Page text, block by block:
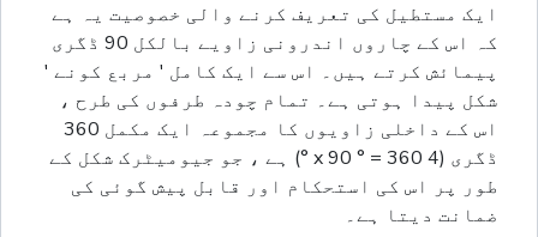
ایک مستطیل کی تعریف کرنے والی خصوصیت یہ ہے
کہ اس کے چاروں اندرونی زاویے بالکل 90 ڈگری
پیمائش کرتے ہیں۔ اس سے ایک کامل ' مربع کونے '
شکل پیدا ہوتی ہے۔ تمام چودہ طرفوں کی طرح ،
اس کے داخلی زاویوں کا مجموعہ ایک مکمل 360
ڈگری (4 x 90 ° = 360 °) ہے ، جو جیومیٹرک شکل کے
طور پر اس کی استحکام اور قابل پیش گوئی کی
ضمانت دیتا ہے۔